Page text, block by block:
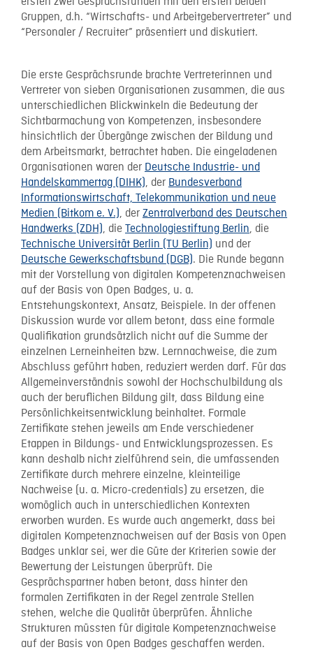
Gruppen, d.h. “Wirtschafts- und Arbeitgebervertreter” und
“Personaler / Recruiter” präsentiert und diskutiert.
Die erste Gesprächsrunde brachte Vertreterinnen und
Vertreter von sieben Organisationen zusammen, die aus
unterschiedlichen Blickwinkeln die Bedeutung der
Sichtbarmachung von Kompetenzen, insbesondere
hinsichtlich der Übergänge zwischen der Bildung und
dem Arbeitsmarkt, betrachtet haben. Die eingeladenen
Organisationen waren der Deutsche Industrie- und
Handelskammertag (DIHK), der Bundesverband
Informationswirtschaft, Telekommunikation und neue
Medien (Bitkom e. V.), der Zentralverband des Deutschen
Handwerks (ZDH), die Technologiestiftung Berlin, die
Technische Universität Berlin (TU Berlin) und der
Deutsche Gewerkschaftsbund (DGB). Die Runde begann
mit der Vorstellung von digitalen Kompetenznachweisen
auf der Basis von Open Badges, u. a.
Entstehungskontext, Ansatz, Beispiele. In der offenen
Diskussion wurde vor allem betont, dass eine formale
Qualifikation grundsätzlich nicht auf die Summe der
einzelnen Lerneinheiten bzw. Lernnachweise, die zum
Abschluss geführt haben, reduziert werden darf. Für das
Allgemeinverständnis sowohl der Hochschulbildung als
auch der beruflichen Bildung gilt, dass Bildung eine
Persönlichkeitsentwicklung beinhaltet. Formale
Zertifikate stehen jeweils am Ende verschiedener
Etappen in Bildungs- und Entwicklungsprozessen. Es
kann deshalb nicht zielführend sein, die umfassenden
Zertifikate durch mehrere einzelne, kleinteilige
Nachweise (u. a. Micro-credentials) zu ersetzen, die
womöglich auch in unterschiedlichen Kontexten
erworben wurden. Es wurde auch angemerkt, dass bei
digitalen Kompetenznachweisen auf der Basis von Open
Badges unklar sei, wer die Güte der Kriterien sowie der
Bewertung der Leistungen überprüft. Die
Gesprächspartner haben betont, dass hinter den
formalen Zertifikaten in der Regel zentrale Stellen
stehen, welche die Qualität überprüfen. Ähnliche
Strukturen müssten für digitale Kompetenznachweise
auf der Basis von Open Badges geschaffen werden.